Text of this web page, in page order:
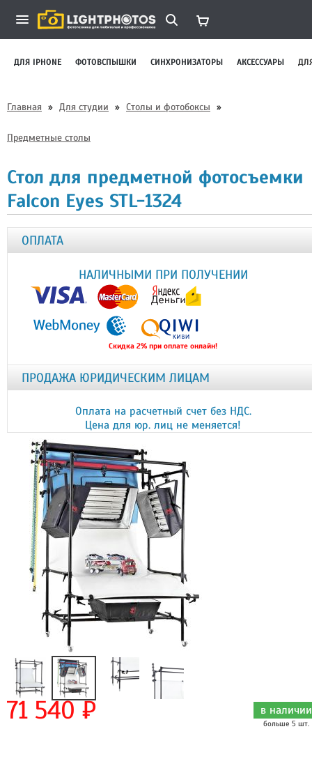
ДЛЯ IPHONE ФОТОВСПЫШКИ СИНХРОНИЗАТОРЫ АКСЕССУАРЫ
Главная » Для студии » Столы и фотобоксы »
Предметные столы
Стол для предметной фотосъемки
Falcon Eyes STL-1324
ОПЛАТА
НАЛИЧНЫМИ ПРИ ПОЛУЧЕНИИ
Скидка 2% при оплате онлайн!
ПРОДАЖА ЮРИДИЧЕСКИМ ЛИЦАМ
Оплата на расчетный счет без НДС.
Цена для юр. лиц не меняется!
71 540 ₽ в наличии
больше 5 шт.